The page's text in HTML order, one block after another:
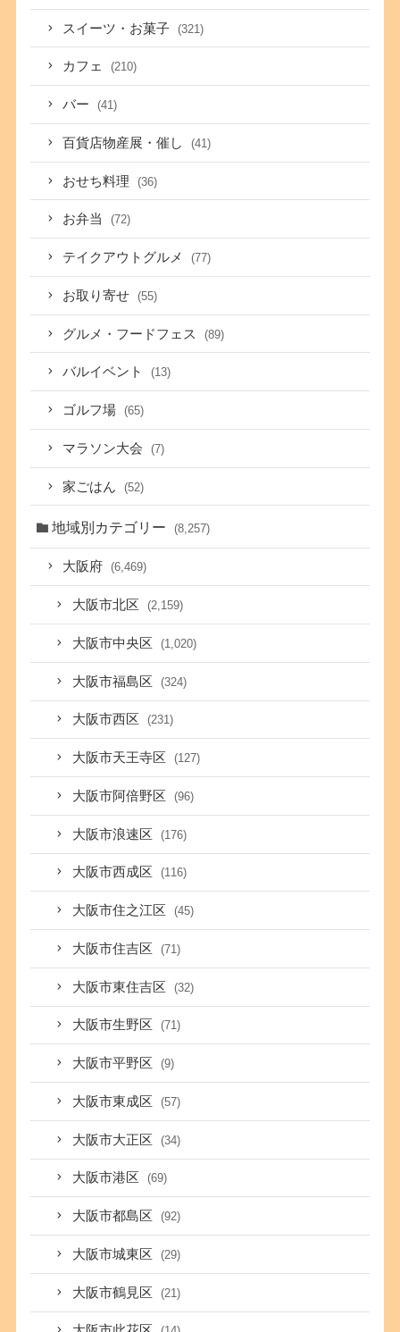
スイーツ・お菓子 (321)
カフェ (210)
バー (41)
百貨店物産展・催し (41)
おせち料理 (36)
お弁当 (72)
テイクアウトグルメ (77)
お取り寄せ (55)
グルメ・フードフェス (89)
バルイベント (13)
ゴルフ場 (65)
マラソン大会 (7)
家ごはん (52)
地域別カテゴリー (8,257)
大阪府 (6,469)
大阪市北区 (2,159)
大阪市中央区 (1,020)
大阪市福島区 (324)
大阪市西区 (231)
大阪市天王寺区 (127)
大阪市阿倍野区 (96)
大阪市浪速区 (176)
大阪市西成区 (116)
大阪市住之江区 (45)
大阪市住吉区 (71)
大阪市東住吉区 (32)
大阪市生野区 (71)
大阪市平野区 (9)
大阪市東成区 (57)
大阪市大正区 (34)
大阪市港区 (69)
大阪市都島区 (92)
大阪市城東区 (29)
大阪市鶴見区 (21)